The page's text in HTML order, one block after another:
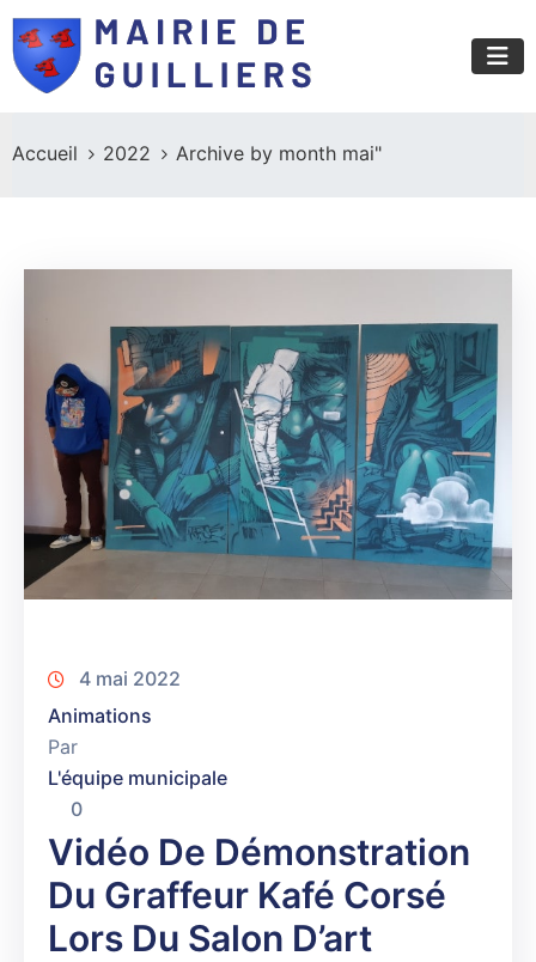
Accueil 2022 Archive by month mai"
4 mai 2022
Animations
Par
L'équipe municipale
0
Vidéo De Démonstration
Du Graffeur Kafé Corsé
Lors Du Salon D’art